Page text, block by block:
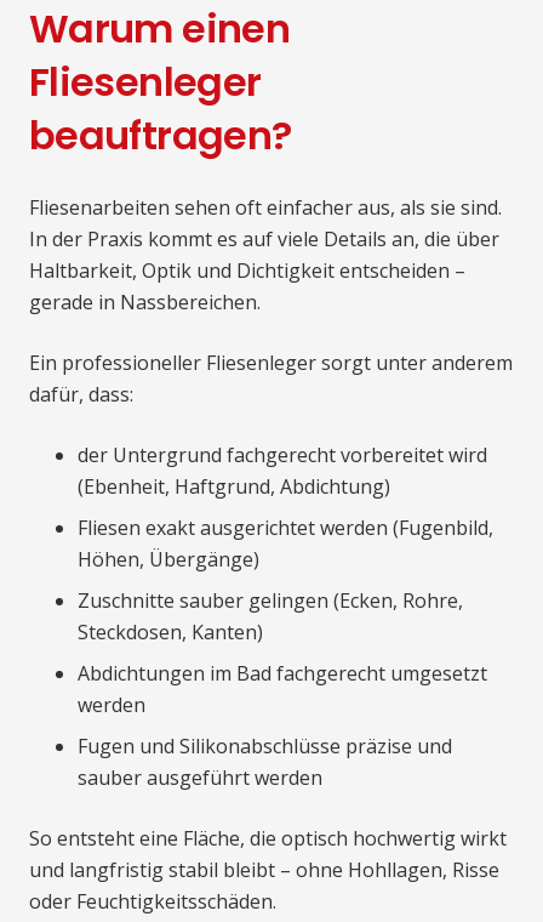
Warum einen
Fliesenleger
beauftragen?
Fliesenarbeiten sehen oft einfacher aus, als sie sind.
In der Praxis kommt es auf viele Details an, die über
Haltbarkeit, Optik und Dichtigkeit entscheiden –
gerade in Nassbereichen.
Ein professioneller Fliesenleger sorgt unter anderem
dafür, dass:
der Untergrund fachgerecht vorbereitet wird
(Ebenheit, Haftgrund, Abdichtung)
Fliesen exakt ausgerichtet werden (Fugenbild,
Höhen, Übergänge)
Zuschnitte sauber gelingen (Ecken, Rohre,
Steckdosen, Kanten)
Abdichtungen im Bad fachgerecht umgesetzt
werden
Fugen und Silikonabschlüsse präzise und
sauber ausgeführt werden
So entsteht eine Fläche, die optisch hochwertig wirkt
und langfristig stabil bleibt – ohne Hohllagen, Risse
oder Feuchtigkeitsschäden.